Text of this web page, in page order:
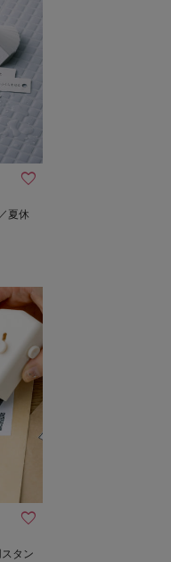
夏休
タン